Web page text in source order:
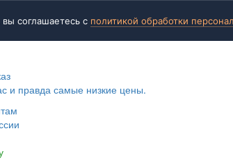
вы соглашаетесь с политикой обработки
и правда самые низкие цены.